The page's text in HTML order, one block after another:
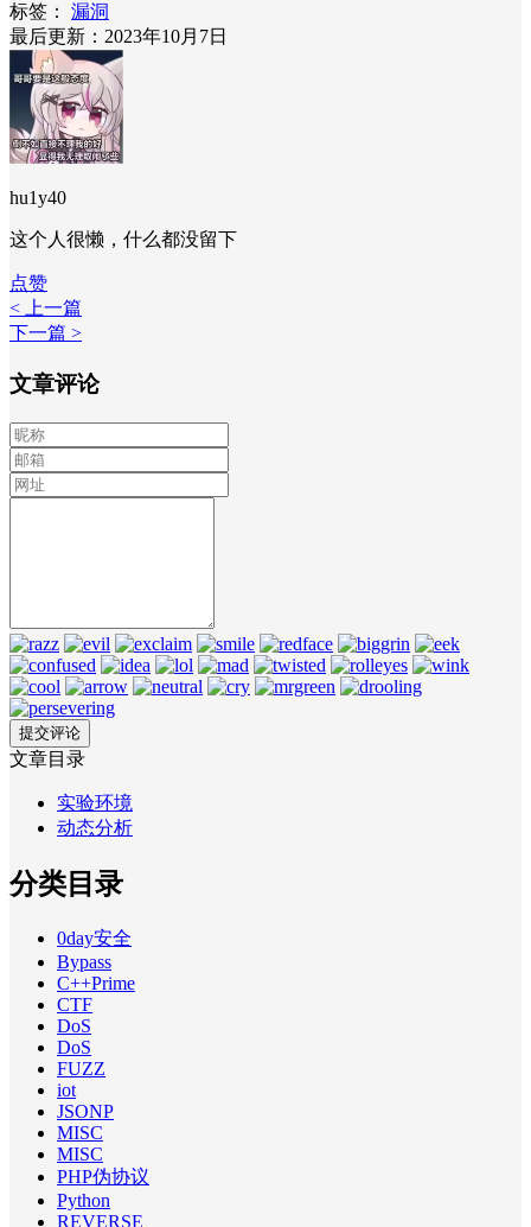
标签：
漏洞
最后更新：2023年10月7日
hu1y40
这个人很懒，什么都没留下
点赞
< 上一篇
下一篇 >
文章评论
文章目录
实验环境
动态分析
分类目录
0day安全
Bypass
C++Prime
CTF
DoS
DoS
FUZZ
iot
JSONP
MISC
MISC
PHP伪协议
Python
REVERSE